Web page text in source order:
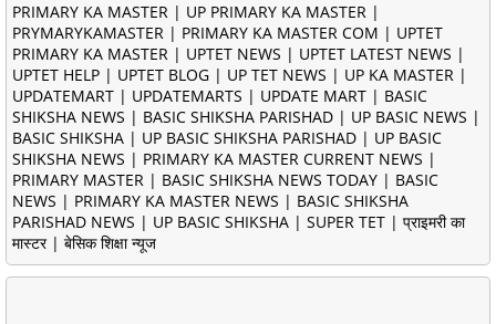
PRIMARY KA MASTER | UP PRIMARY KA MASTER |
PRYMARYKAMASTER | PRIMARY KA MASTER COM | UPTET
PRIMARY KA MASTER | UPTET NEWS | UPTET LATEST NEWS |
UPTET HELP | UPTET BLOG | UP TET NEWS | UP KA MASTER |
UPDATEMART | UPDATEMARTS | UPDATE MART | BASIC
SHIKSHA NEWS | BASIC SHIKSHA PARISHAD | UP BASIC NEWS |
BASIC SHIKSHA | UP BASIC SHIKSHA PARISHAD | UP BASIC
SHIKSHA NEWS | PRIMARY KA MASTER CURRENT NEWS |
PRIMARY MASTER | BASIC SHIKSHA NEWS TODAY | BASIC
NEWS | PRIMARY KA MASTER NEWS | BASIC SHIKSHA
PARISHAD NEWS | UP BASIC SHIKSHA | SUPER TET | प्राइमरी का
मास्टर | बेसिक शिक्षा न्यूज